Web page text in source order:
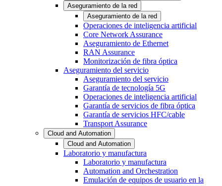
Aseguramiento de la red
Aseguramiento de la red
Operaciones de inteligencia artificial
Core Network Assurance
Aseguramiento de Ethernet
RAN Assurance
Monitorización de fibra óptica
Aseguramiento del servicio
Aseguramiento del servicio
Garantía de tecnología 5G
Operaciones de inteligencia artificial
Garantía de servicios de fibra óptica
Garantía de servicios HFC/cable
Transport Assurance
Cloud and Automation
Cloud and Automation
Laboratorio y manufactura
Laboratorio y manufactura
Automation and Orchestration
Emulación de equipos de usuario en la